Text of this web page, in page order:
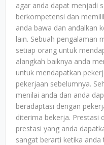
agar anda dapat menjadi
berkompetensi dan
anda bawa dan andalkan
lain. Sebuah pengalaman
setiap orang untuk
alangkah baiknya anda
untuk mendapatkan
pekerjaan sebelumnya.
menilai anda dan anda
beradaptasi dengan
diterima bekerja. Prestasi
prestasi yang anda
sangat berarti ketika